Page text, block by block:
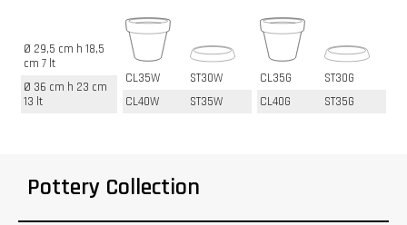
Ø 29,5 cm h 18,5
cm 7 lt
Ø 36 cm h 23 cm
13 lt
CL35W
ST30W
CL40W
ST35W
CL35G
ST30G
CL40G
ST35G
Pottery Collection